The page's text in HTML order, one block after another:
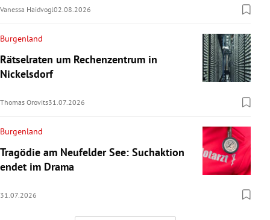
Vanessa Haidvogl02.08.2026
Burgenland
Rätselraten um Rechenzentrum in
Nickelsdorf
Thomas Orovits31.07.2026
Burgenland
Tragödie am Neufelder See: Suchaktion
endet im Drama
31.07.2026